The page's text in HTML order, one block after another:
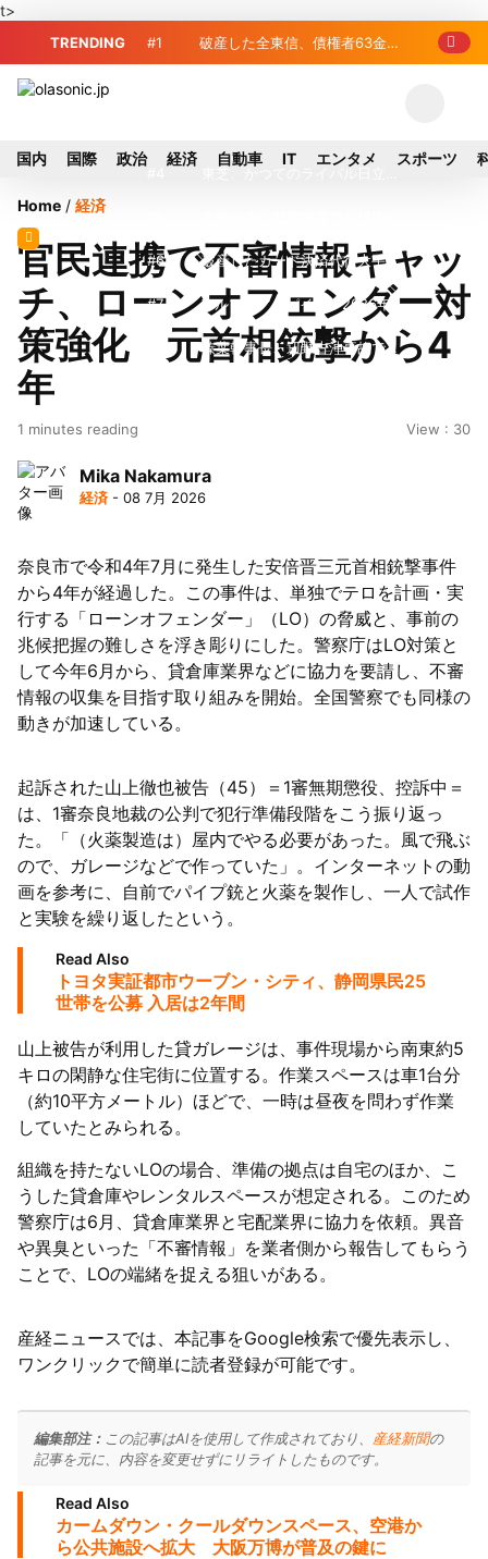
t>
TRENDING #1 破産した全東信、債権者63金融
界良好
のガス供給停止 「2次災害防止」を理
由に
#6 破産したカード決済代行大手
「全東信」債権者リスト公開、金融機関
63者の負債総額は1151億円
#7 アルプスアルパイン、2026年8
月1日付人事異動を発表
#8 榛葉幹事長、辺野古沖事故で
懸念
い出される ギリシャ発航空機が緊急着
国内 国際 政治 経済 自動車 IT エンタメ スポーツ
Home / 経済
官民連携で不審情報キャッ
チ、ローンオフェンダー対
策強化 元首相銃撃から4
年
1 minutes reading View : 30
Mika Nakamura
経済 - 08 7月 2026
奈良市で令和4年7月に発生した安倍晋三元首相銃撃事件
から4年が経過した。この事件は、単独でテロを計画・実
行する「ローンオフェンダー」（LO）の脅威と、事前の
兆候把握の難しさを浮き彫りにした。警察庁はLO対策と
して今年6月から、貸倉庫業界などに協力を要請し、不審
情報の収集を目指す取り組みを開始。全国警察でも同様の
動きが加速している。
起訴された山上徹也被告（45）＝1審無期懲役、控訴中＝
は、1審奈良地裁の公判で犯行準備段階をこう振り返っ
た。「（火薬製造は）屋内でやる必要があった。風で飛ぶ
ので、ガレージなどで作っていた」。インターネットの動
画を参考に、自前でパイプ銃と火薬を製作し、一人で試作
と実験を繰り返したという。
Read Also
トヨタ実証都市ウーブン・シティ、静岡県民25
世帯を公募 入居は2年間
山上被告が利用した貸ガレージは、事件現場から南東約5
キロの閑静な住宅街に位置する。作業スペースは車1台分
（約10平方メートル）ほどで、一時は昼夜を問わず作業
していたとみられる。
組織を持たないLOの場合、準備の拠点は自宅のほか、こ
うした貸倉庫やレンタルスペースが想定される。このため
警察庁は6月、貸倉庫業界と宅配業界に協力を依頼。異音
や異臭といった「不審情報」を業者側から報告してもらう
ことで、LOの端緒を捉える狙いがある。
産経ニュースでは、本記事をGoogle検索で優先表示し、
ワンクリックで簡単に読者登録が可能です。
編集部注： この記事はAIを使用して作成されており、 産経新聞の
記事を元に、内容を変更せずにリライトしたものです。
Read Also
カームダウン・クールダウンスペース、空港か
ら公共施設へ拡大 大阪万博が普及の鍵に